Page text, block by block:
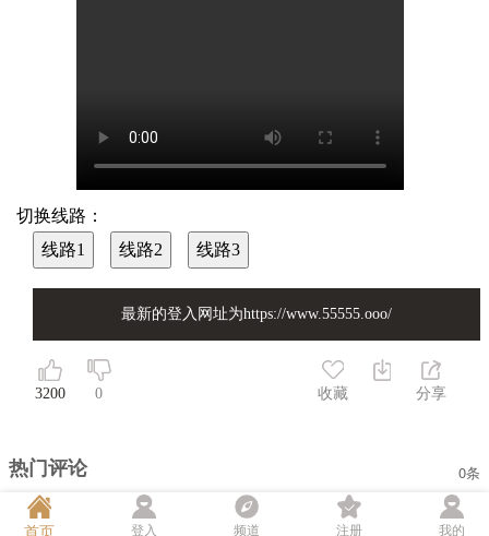
切换线路：
线路1
线路2 线路3
最新的登入网址为https://www.55555.ooo/
3200 0 分享
收藏
热门评论 0条
首页 登入 频道 注册 我的